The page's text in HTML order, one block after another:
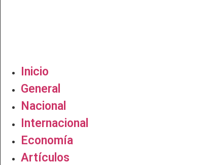
Inicio
General
Nacional
Internacional
Economía
Artículos